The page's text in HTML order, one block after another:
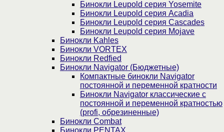
Бинокли Leupold серия Yosemite
Бинокли Leupold серия Acadia
Бинокли Leupold серия Cascades
Бинокли Leupold серия Mojave
Бинокли Kahles
Бинокли VORTEX
Бинокли Redfied
Бинокли Navigator (Бюджетные)
Компактные бинокли Navigator
постоянной и переменной кратности
Бинокли Navigator классические с
постоянной и переменной кратностью
(profi, обрезиненные)
Бинокли Combat
Бинокли PENTAX